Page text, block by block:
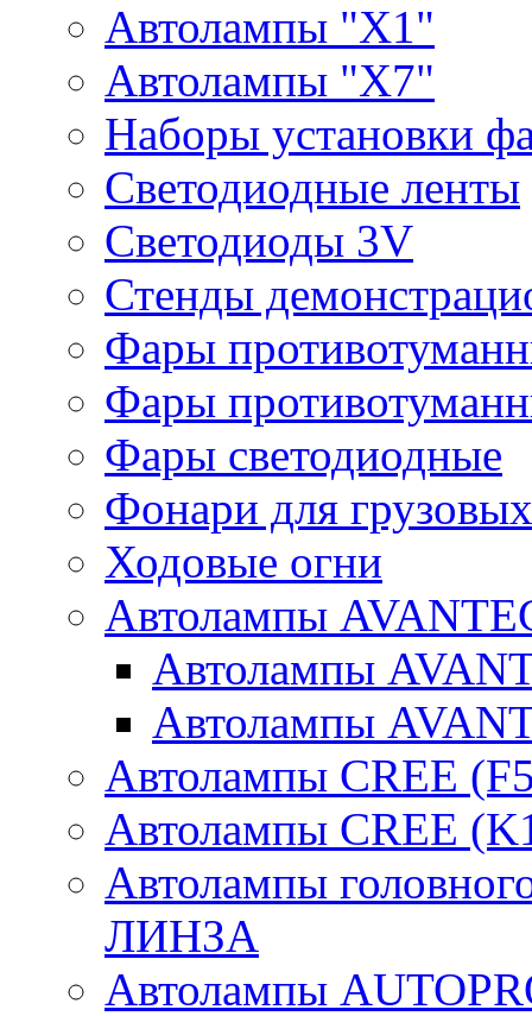
Автолампы "Х1"
Автолампы "Х7"
Наборы установки
Светодиодные ленты
Светодиоды 3V
Стенды
Фары
Фары
Фары светодиодные
Фонари для
Ходовые огни
Автолампы
Автолампы
Автолампы
Автолампы CREE
Автолампы CREE
Автолампы
ЛИНЗА
Автолампы